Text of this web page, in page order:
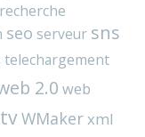
recherche
seo serveur sns
telechargement
2.0 web
WMakerxml